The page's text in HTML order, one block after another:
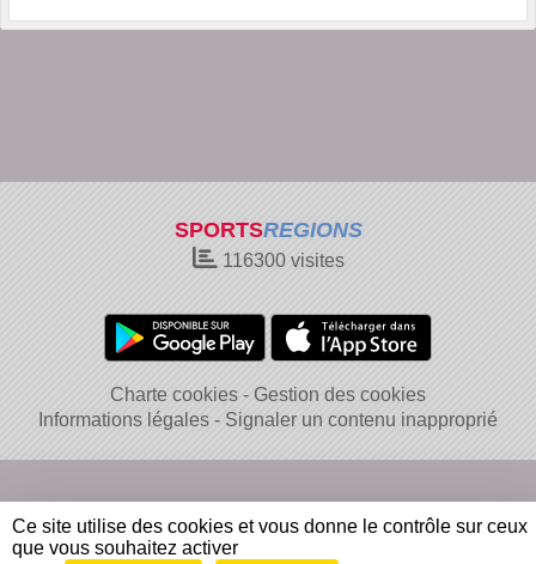
SPORTSREGIONS
116300visites
Charte cookies
Gestion des cookies
Informations légales
Signaler un contenu inapproprié
Ce site utilise des cookies et vous donne le contrôle sur ceux
que vous souhaitez activer